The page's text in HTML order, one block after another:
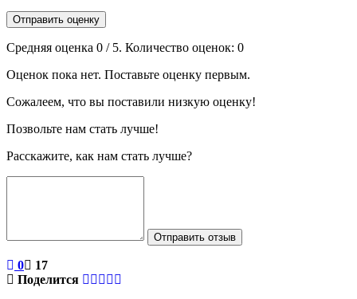
Отправить оценку
Средняя оценка 0 / 5. Количество оценок: 0
Оценок пока нет. Поставьте оценку первым.
Сожалеем, что вы поставили низкую оценку!
Позвольте нам стать лучше!
Расскажите, как нам стать лучше?
Отправить отзыв
0
17
Поделится